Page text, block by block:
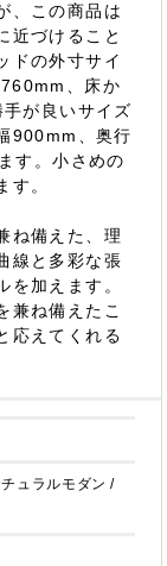
、この商品は
近づけること
ドの外寸サイ
、床か
が良いサイズ
900mm、奥行
す。小さめの
す。
ね備えた、理
線と多彩な張
を加えます。
兼ね備えたこ
応えてくれる
ュラルモダン /